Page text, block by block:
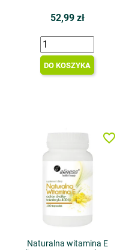
52,99 zł
DO KOSZYKA
Naturalna witamina E
favorite_border